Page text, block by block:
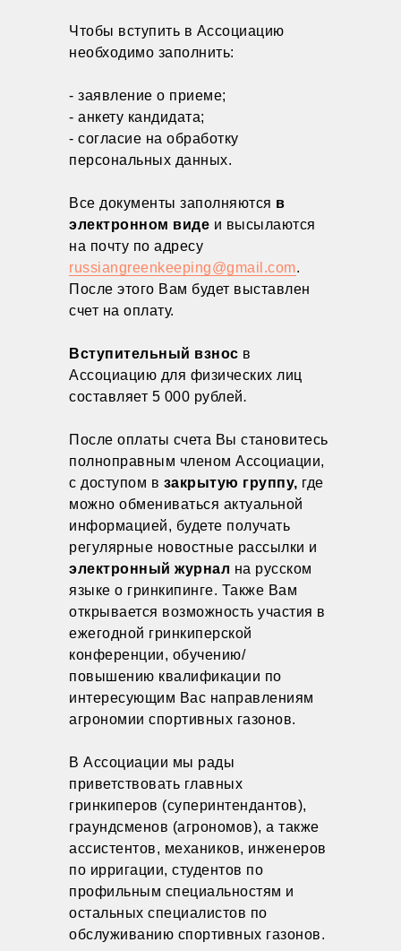
Чтобы вступить в Ассоциацию
необходимо заполнить:
- заявление о приеме;
- анкету кандидата;
- согласие на обработку
персональных данных.
Все документы заполняются в
электронном виде и высылаются
на почту по адресу
russiangreenkeeping@gmail.com.
После этого Вам будет выставлен
счет на оплату.
Вступительный взнос в
Ассоциацию для физических лиц
составляет 5 000 рублей.
После оплаты счета Вы становитесь
полноправным членом Ассоциации,
с доступом в закрытую группу, где
можно обмениваться актуальной
информацией, будете получать
регулярные новостные рассылки и
электронный журнал на русском
языке о гринкипинге. Также Вам
открывается возможность участия в
ежегодной гринкиперской
конференции, обучению/
повышению квалификации по
интересующим Вас направлениям
агрономии спортивных газонов.
В Ассоциации мы рады
приветствовать главных
гринкиперов (суперинтендантов),
граундсменов (агрономов), а также
ассистентов, механиков, инженеров
по ирригации, студентов по
профильным специальностям и
остальных специалистов по
обслуживанию спортивных газонов.